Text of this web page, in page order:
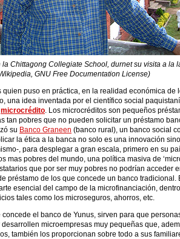
Chittagong Collegiate School, durnet su visita a la
GNU Free Documentation License)
quien puso en práctica, en la realidad económica de
una idea inventada por el científico social paquistaní
microcrédito. Los microcréditos son pequeños
tan pobres que no pueden solicitar un préstamo
su Banco Graneen (banco rural), un banco social
la ética a la banca no solo es una innovación
, para desplegar a gran escala, primero en su
mas pobres del mundo, una política masiva de
que por ser muy pobres no podrían acceder
préstamo de los que concede un banco tradicional.
esencial del campo de la microfinanciación,
tales como los microseguros, ahorros, etc.
concede el banco de Yunus, sirven para que
microempresas muy pequeñas que,
también los proporcionan sobre todo a sus